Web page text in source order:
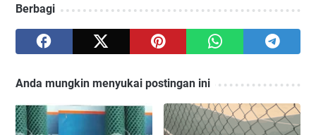
Berbagi
Anda mungkin menyukai postingan ini